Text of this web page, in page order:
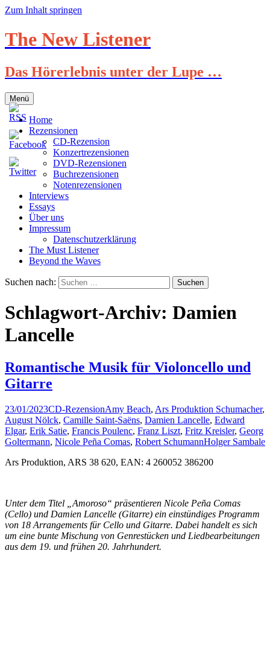
Zum Inhalt springen
The New Listener
Das Hörerlebnis unter der Lupe …
Menü
Home
Rezensionen
CD-Rezension
Konzertrezensionen
DVD-Rezensionen
Buchrezensionen
Notenrezensionen
Interviews
Essays
Über uns
Impressum
Datenschutzerklärung
The Must Listener
Beyond the Waves
Suchen nach:
Schlagwort-Archiv: Damien
Lancelle
Romantische Musik für Violoncello und
Gitarre
23/01/2023CD-RezensionAmy Beach, Ars Produktion Schumacher,
August Nölck, Camille Saint-Saëns, Damien Lancelle, Edward
Elgar, Erik Satie, Francis Poulenc, Franz Liszt, Fritz Kreisler, Georg
Goltermann, Nicole Peña Comas, Robert SchumannHolger Sambale
Ars Produktion, ARS 38 620, EAN: 4 260052 386200
Unter dem Titel „Amoroso“ präsentieren Nicole Peña Comas
(Cello) und Damien Lancelle (Gitarre) ein einstündiges Programm
von 18 Arrangements für Cello und Gitarre. Dabei handelt es sich
um eine bunte Mischung von Genrestücken und Liedbearbeitungen
aus dem 19. und frühen 20. Jahrhundert.